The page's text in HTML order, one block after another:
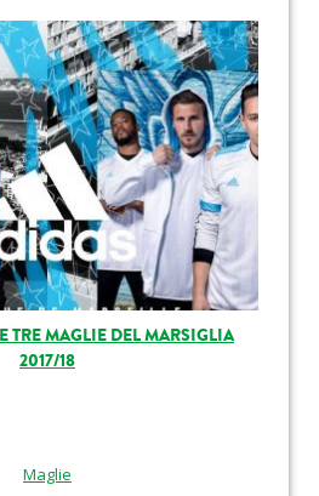
TRE MAGLIE DEL MARSIGLIA
2017/18
Maglie